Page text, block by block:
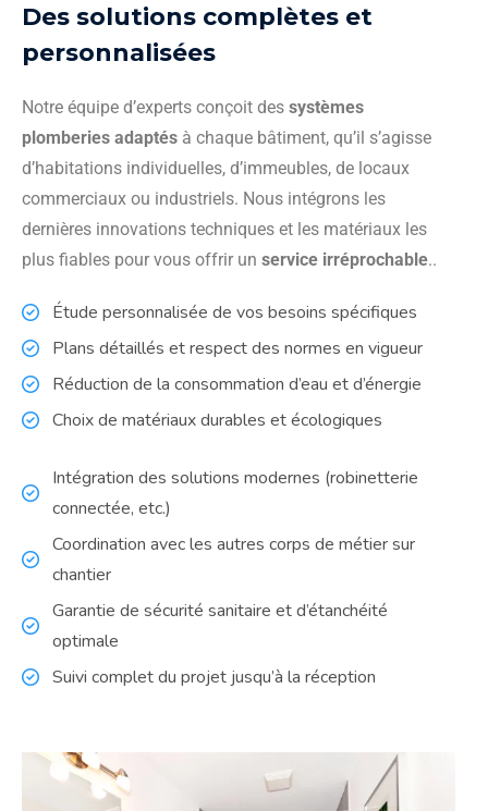
Des solutions complètes et
personnalisées
Notre équipe d’experts conçoit des systèmes
plomberies adaptés à chaque bâtiment, qu’il s’agisse
d’habitations individuelles, d’immeubles, de locaux
commerciaux ou industriels. Nous intégrons les
dernières innovations techniques et les matériaux les
plus fiables pour vous offrir un service irréprochable..
Étude personnalisée de vos besoins spécifiques
Plans détaillés et respect des normes en vigueur
Réduction de la consommation d’eau et d’énergie
Choix de matériaux durables et écologiques
Intégration des solutions modernes (robinetterie
connectée, etc.)
Coordination avec les autres corps de métier sur
chantier
Garantie de sécurité sanitaire et d’étanchéité
optimale
Suivi complet du projet jusqu’à la réception